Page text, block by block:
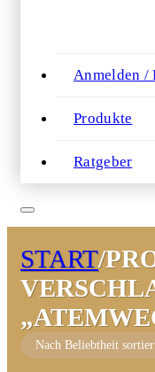
Anmelden /
Produkte
Ratgeber
START/